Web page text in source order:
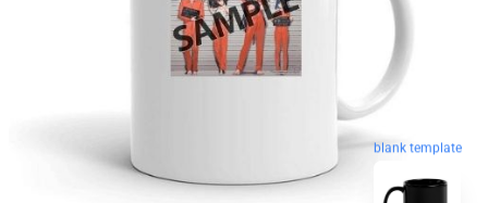
blank template